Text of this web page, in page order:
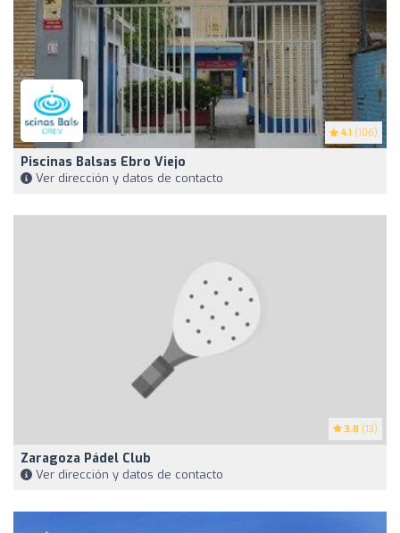
4.1 (106)
Piscinas Balsas Ebro Viejo
Ver dirección y datos de contacto
3.8 (13)
Zaragoza Pádel Club
Ver dirección y datos de contacto